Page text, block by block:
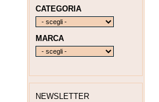
CATEGORIA
MARCA
NEWSLETTER